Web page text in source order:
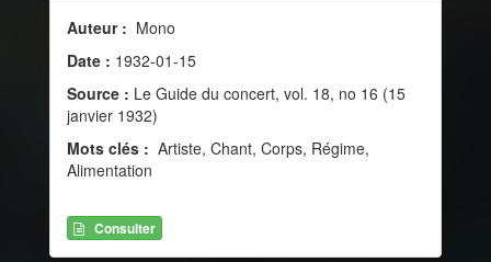
Auteur : Mono
Date : 1932-01-15
Source : Le Guide du concert, vol. 18, no 16 (15
janvier 1932)
Mots clés : Artiste, Chant, Corps, Régime,
Alimentation
Consulter